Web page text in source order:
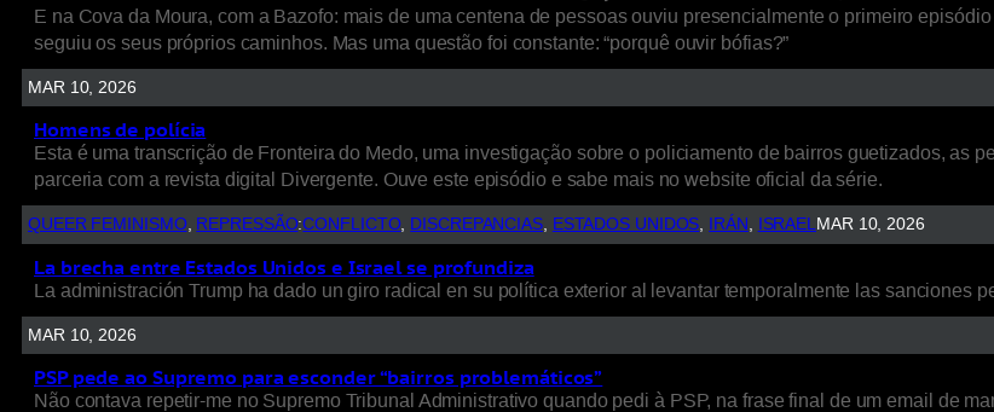
E na Cova da Moura, com a Bazofo: mais de uma centena de pessoas ouviu presencialmente o primeiro
seguiu os seus próprios caminhos. Mas uma questão foi constante: “porquê ouvir bófias?”
MAR 10, 2026
Homens de polícia
Esta é uma transcrição de Fronteira do Medo, uma investigação sobre o policiamento de bairros guetizados, as
parceria com a revista digital Divergente. Ouve este episódio e sabe mais no website oficial da série.
QUEER FEMINISMO, REPRESSÃO:CONFLICTO, DISCREPANCIAS, ESTADOS UNIDOS, IRÁN , ISRAELMAR 10, 2026
La brecha entre Estados Unidos e Israel se profundiza
La administración Trump ha dado un giro radical en su política exterior al levantar temporalmente las sanciones
MAR 10, 2026
PSP pede ao Supremo para esconder “bairros problemáticos”
Não contava repetir-me no Supremo Tribunal Administrativo quando pedi à PSP, na frase final de um email de